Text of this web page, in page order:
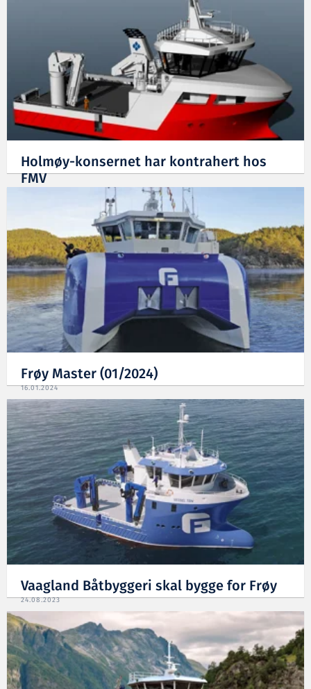
Holmøy-konsernet har kontrahert hos
FMV
Frøy Master (01/2024)
16.01.2024
Vaagland Båtbyggeri skal bygge for Frøy
24.08.2023